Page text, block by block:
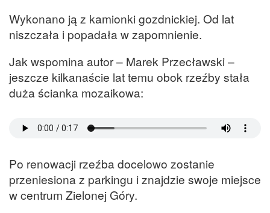
Wykonano ją z kamionki gozdnickiej. Od lat
niszczała i popadała w zapomnienie.
Jak wspomina autor – Marek Przecławski –
jeszcze kilkanaście lat temu obok rzeźby stała
duża ścianka mozaikowa:
Po renowacji rzeźba docelowo zostanie
przeniesiona z parkingu i znajdzie swoje miejsce
w centrum Zielonej Góry.